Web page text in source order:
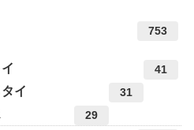
753
41
イ 31
29